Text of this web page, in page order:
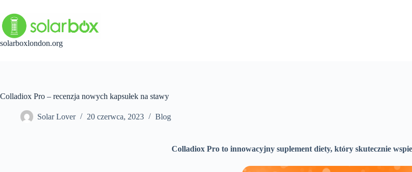
treści
solarboxlondon.org
Colladiox Pro – recenzja nowych kapsułek na stawy
Solar Lover 20 czerwca, 2023 Blog
Colladiox Pro to innowacyjny suplement diety, który skutecznie